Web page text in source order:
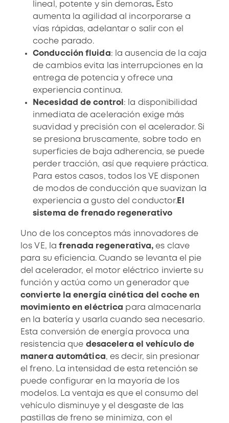
lineal, potente y sin demoras. Esto
aumenta la agilidad al incorporarse a
vías rápidas, adelantar o salir con el
coche parado.
Conducción fluida: la ausencia de la caja
de cambios evita las interrupciones en la
entrega de potencia y ofrece una
experiencia continua.
Necesidad de control : la disponibilidad
inmediata de aceleración exige más
suavidad y precisión con el acelerador. Si
se presiona bruscamente, sobre todo en
superficies de baja adherencia, se puede
perder tracción, así que requiere práctica.
Para estos casos, todos los VE disponen
de modos de conducción que suavizan la
experiencia a gusto del conductor. El
sistema de frenado regenerativo
Uno de los conceptos más innovadores de
los VE, lafrenada regenerativa, es clave
para su eficiencia. Cuando se levanta el pie
del acelerador, el motor eléctrico invierte su
función y actúa como un generador que
convierte la energía cinética del coche en
movimiento en eléctrica para almacenarla
en la batería y usarla cuando sea necesario.
Esta conversión de energía provoca una
resistencia que desacelera el vehículo de
manera automática, es decir, sin presionar
el freno. La intensidad de esta retención se
puede configurar en la mayoría de los
modelos. La ventaja es que el consumo del
vehículo disminuye y el desgaste de las
pastillas de freno se minimiza, con el